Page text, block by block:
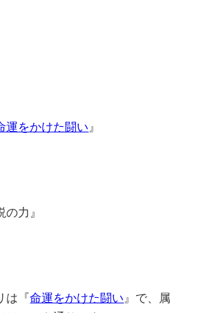
運をかけた闘い』
力』
は『命運をかけた闘い』で、属